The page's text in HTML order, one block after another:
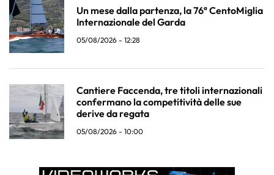
Un mese dalla partenza, la 76ª CentoMiglia
Internazionale del Garda
05/08/2026 - 12:28
Cantiere Faccenda, tre titoli internazionali
confermano la competitività delle sue
derive da regata
05/08/2026 - 10:00